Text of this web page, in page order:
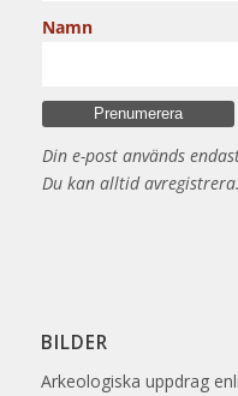
Namn
Din e-post används
Du kan alltid avregistrera.
BILDER
Arkeologiska uppdrag